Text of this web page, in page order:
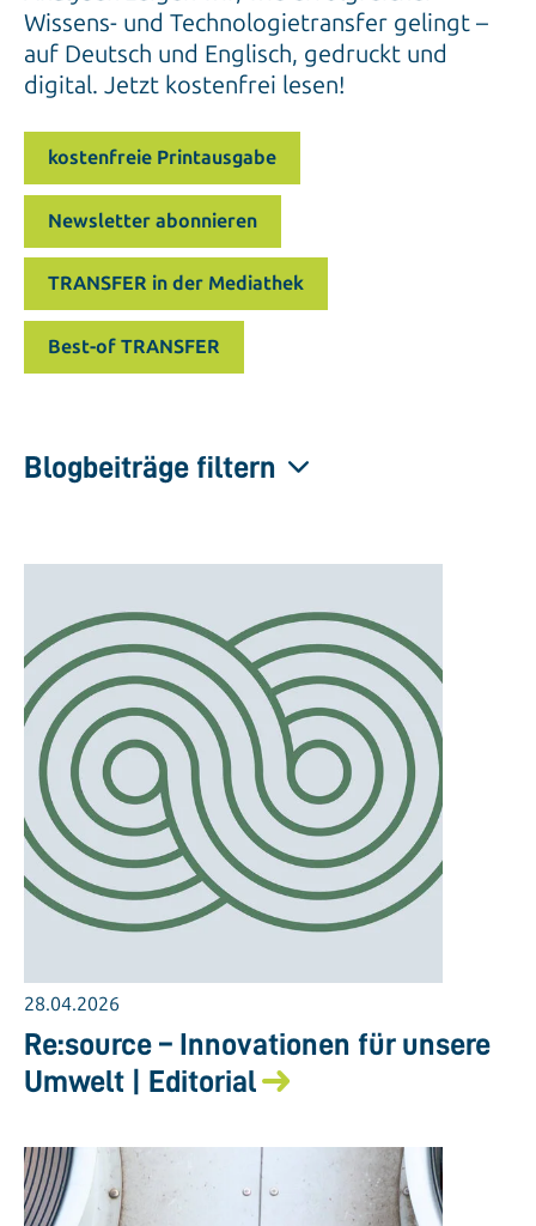
Wissens- und Technologietransfer gelingt –
auf Deutsch und Englisch, gedruckt und
digital. Jetzt kostenfrei lesen!
kostenfreie Printausgabe
Newsletter abonnieren
TRANSFER in der Mediathek
Best-of TRANSFER
Blogbeiträge filtern
28.04.2026
Re:source – Innovationen für unsere
Umwelt | Editorial